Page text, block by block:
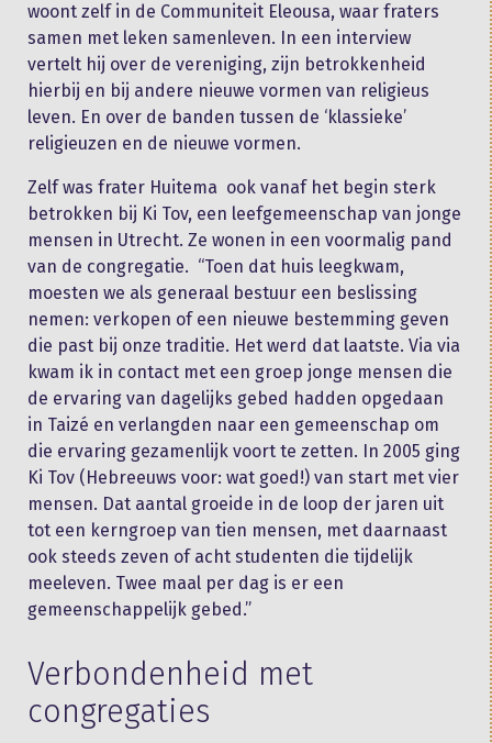
woont zelf in de Communiteit Eleousa, waar fraters
samen met leken samenleven. In een interview
vertelt hij over de vereniging, zijn betrokkenheid
hierbij en bij andere nieuwe vormen van religieus
leven. En over de banden tussen de ‘klassieke’
religieuzen en de nieuwe vormen.
Zelf was frater Huitema ook vanaf het begin sterk
betrokken bij Ki Tov, een leefgemeenschap van jonge
mensen in Utrecht. Ze wonen in een voormalig pand
van de congregatie. “Toen dat huis leegkwam,
moesten we als generaal bestuur een beslissing
nemen: verkopen of een nieuwe bestemming geven
die past bij onze traditie. Het werd dat laatste. Via via
kwam ik in contact met een groep jonge mensen die
de ervaring van dagelijks gebed hadden opgedaan
in Taizé en verlangden naar een gemeenschap om
die ervaring gezamenlijk voort te zetten. In 2005 ging
Ki Tov (Hebreeuws voor: wat goed!) van start met vier
mensen. Dat aantal groeide in de loop der jaren uit
tot een kerngroep van tien mensen, met daarnaast
ook steeds zeven of acht studenten die tijdelijk
meeleven. Twee maal per dag is er een
gemeenschappelijk gebed.”
Verbondenheid met
congregaties